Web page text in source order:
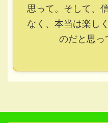
思って。そして、
なく、本当は楽し
のだと思っ